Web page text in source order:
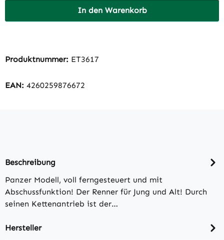
In den Warenkorb
Produktnummer: ET3617
EAN: 4260259876672
Beschreibung
Panzer Modell, voll ferngesteuert und mit
Abschussfunktion! Der Renner für Jung und Alt! Durch
seinen Kettenantrieb ist der…
Hersteller